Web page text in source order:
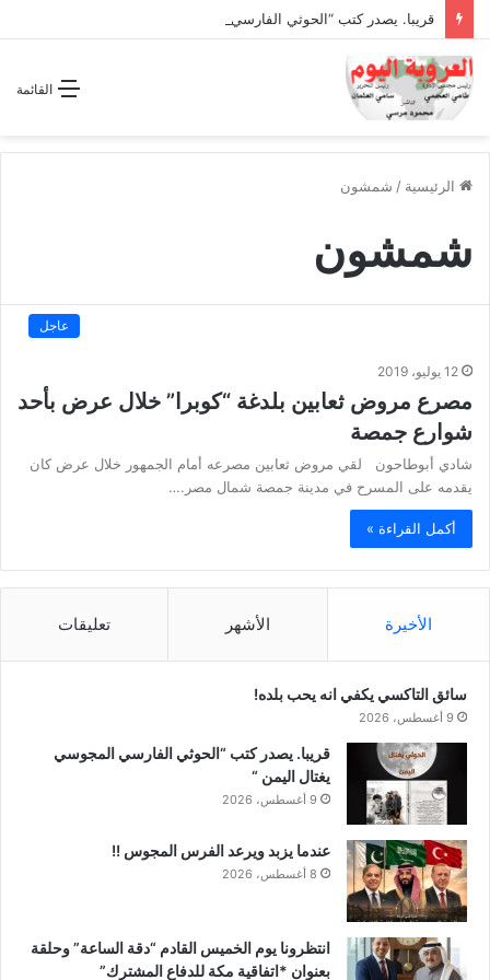
قريبا. يصدر كتب “الحوثي الفارسي المجوسي يغتال اليمن “
القائمة
الرئيسية / شمشون
شمشون
عاجل
12 يوليو، 2019
مصرع مروض ثعابين بلدغة “كوبرا” خلال عرض بأحد
شوارع جمصة
شادي أبوطاحون لقي مروض ثعابين مصرعه أمام الجمهور خلال عرض كان
يقدمه على المسرح في مدينة جمصة شمال مصر.…
أكمل القراءة »
الأخيرة الأشهر تعليقات
سائق التاكسي يكفي انه يحب بلده!
9 أغسطس، 2026
قريبا. يصدر كتب “الحوثي الفارسي المجوسي
يغتال اليمن “
9 أغسطس، 2026
عندما يزبد ويرعد الفرس المجوس !!
8 أغسطس، 2026
انتظرونا يوم الخميس القادم “دقة الساعة” وحلقة
بعنوان *اتفاقية مكة للدفاع المشترك”